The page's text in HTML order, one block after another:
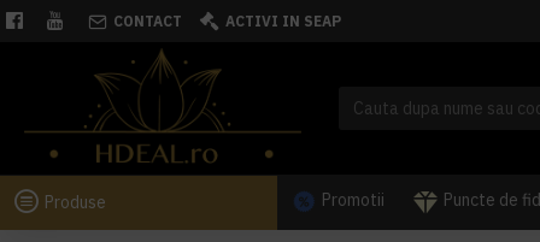
CONTACT ACTIVI IN SEAP
Produse Promotii Puncte de